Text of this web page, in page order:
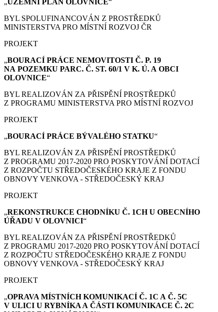
BYL SPOLUFINANCOVÁN Z PROSTŘEDKŮ
MINISTERSTVA PRO MÍSTNÍ ROZVOJ ČR
PROJEKT
„BOURACÍ PRÁCE NEMOVITOSTI Č. P. 19
NA POZEMKU PARC. Č. ST. 60/1 V K. Ú. A OBCI
OLOVNICE“
BYL REALIZOVÁN ZA PŘISPĚNÍ PROSTŘEDKŮ
Z PROGRAMU MINISTERSTVA PRO MÍSTNÍ ROZVOJ
PROJEKT
„BOURACÍ PRÁCE BÝVALÉHO STATKU“
BYL REALIZOVÁN ZA PŘISPĚNÍ PROSTŘEDKŮ
Z PROGRAMU 2017-2020 PRO POSKYTOVÁNÍ DOTACÍ
Z ROZPOČTU STŘEDOČESKÉHO KRAJE Z FONDU
OBNOVY VENKOVA - STŘEDOČESKÝ KRAJ
PROJEKT
„REKONSTRUKCE CHODNÍKU Č. 1CH U OBECNÍHO
ÚŘADU V OLOVNICI“
BYL REALIZOVÁN ZA PŘISPĚNÍ PROSTŘEDKŮ
Z PROGRAMU 2017-2020 PRO POSKYTOVÁNÍ DOTACÍ
Z ROZPOČTU STŘEDOČESKÉHO KRAJE Z FONDU
OBNOVY VENKOVA - STŘEDOČESKÝ KRAJ
PROJEKT
„OPRAVA MÍSTNÍCH KOMUNIKACÍ Č. 1C A Č. 5C
V ULICI U RYBNÍKA A ČÁSTI KOMUNIKACE Č. 2C